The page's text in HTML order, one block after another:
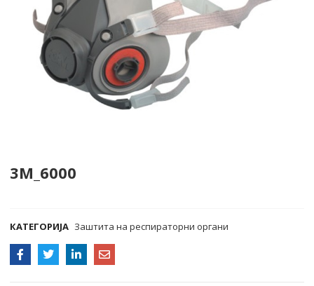
3M_6000
КАТЕГОРИЈА Заштита на респираторни органи